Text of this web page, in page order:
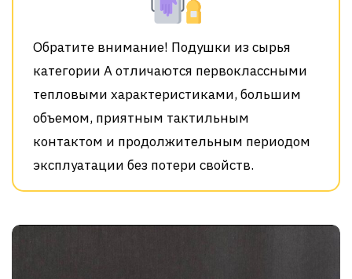
Обратите внимание! Подушки из сырья
категории А отличаются первоклассными
тепловыми характеристиками, большим
объемом, приятным тактильным
контактом и продолжительным периодом
эксплуатации без потери свойств.